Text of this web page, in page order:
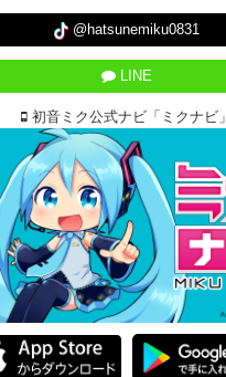
@hatsunemiku0831
LINE
初音ミク公式ナビ「ミクナビ」